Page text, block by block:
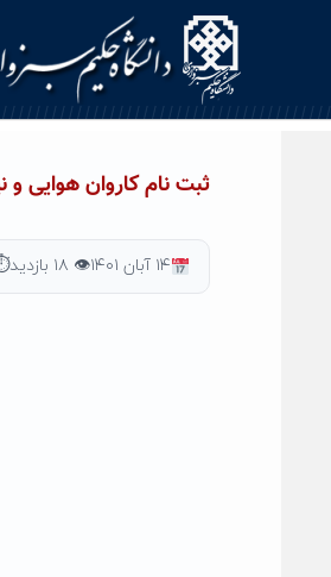
ثبت نام کاروان هوایی
۱۴ آبان ۱۴۰۱ 👁 ۱۸ بازدید ⏱ ۱